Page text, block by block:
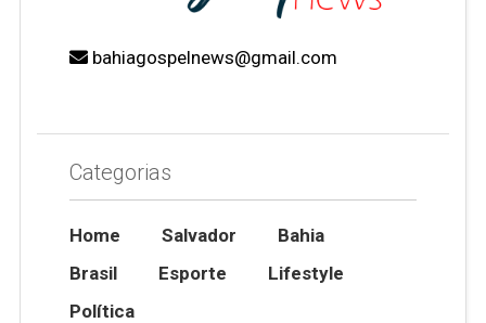
bahiagospelnews@gmail.com
Categorias
Home Salvador
Bahia
Brasil
Esporte
Lifestyle
Política